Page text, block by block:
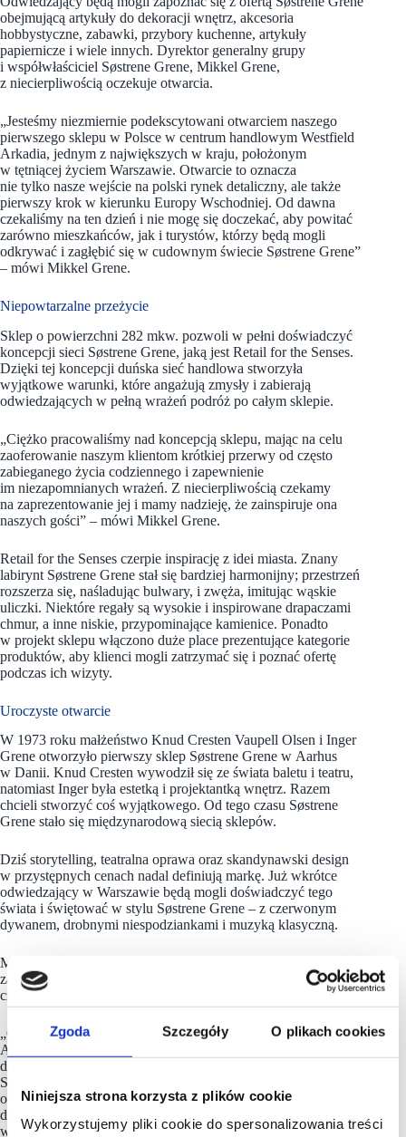
Zgoda Szczegóły O plikach cookies
Niniejsza strona korzysta z plików cookie
Wykorzystujemy pliki cookie do spersonalizowania treści
obejmującą artykuły do dekoracji wnętrz, akcesoria
hobbystyczne, zabawki, przybory kuchenne, artykuły
papiernicze i wiele innych. Dyrektor generalny grupy
i współwłaściciel Søstrene Grene, Mikkel Grene,
z niecierpliwością oczekuje otwarcia.
„Jesteśmy niezmiernie podekscytowani otwarciem naszego
pierwszego sklepu w Polsce w centrum handlowym Westfield
Arkadia, jednym z największych w kraju, położonym
w tętniącej życiem Warszawie. Otwarcie to oznacza
nie tylko nasze wejście na polski rynek detaliczny, ale także
pierwszy krok w kierunku Europy Wschodniej. Od dawna
czekaliśmy na ten dzień i nie mogę się doczekać, aby powitać
zarówno mieszkańców, jak i turystów, którzy będą mogli
odkrywać i zagłębić się w cudownym świecie Søstrene Grene”
– mówi Mikkel Grene.
Niepowtarzalne przeżycie
Sklep o powierzchni 282 mkw. pozwoli w pełni doświadczyć
koncepcji sieci Søstrene Grene, jaką jest Retail for the Senses.
Dzięki tej koncepcji duńska sieć handlowa stworzyła
wyjątkowe warunki, które angażują zmysły i zabierają
odwiedzających w pełną wrażeń podróż po całym sklepie.
„Ciężko pracowaliśmy nad koncepcją sklepu, mając na celu
zaoferowanie naszym klientom krótkiej przerwy od często
zabieganego życia codziennego i zapewnienie
im niezapomnianych wrażeń. Z niecierpliwością czekamy
na zaprezentowanie jej i mamy nadzieję, że zainspiruje ona
naszych gości” – mówi Mikkel Grene.
Retail for the Senses czerpie inspirację z idei miasta. Znany
labirynt Søstrene Grene stał się bardziej harmonijny; przestrzeń
rozszerza się, naśladując bulwary, i zwęża, imitując wąskie
uliczki. Niektóre regały są wysokie i inspirowane drapaczami
chmur, a inne niskie, przypominające kamienice. Ponadto
w projekt sklepu włączono duże place prezentujące kategorie
produktów, aby klienci mogli zatrzymać się i poznać ofertę
podczas ich wizyty.
Uroczyste otwarcie
W 1973 roku małżeństwo Knud Cresten Vaupell Olsen i Inger
Grene otworzyło pierwszy sklep Søstrene Grene w Aarhus
w Danii. Knud Cresten wywodził się ze świata baletu i teatru,
natomiast Inger była estetką i projektantką wnętrz. Razem
chcieli stworzyć coś wyjątkowego. Od tego czasu Søstrene
Grene stało się międzynarodową siecią sklepów.
Dziś storytelling, teatralna oprawa oraz skandynawski design
w przystępnych cenach nadal definiują markę. Już wkrótce
odwiedzający w Warszawie będą mogli doświadczyć tego
świata i świętować w stylu Søstrene Grene – z czerwonym
dywanem, drobnymi niespodziankami i muzyką klasyczną.
Mogens Link Schmidt, partner Søstrene Grene odpowiedzialny
za pierwszy i przyszłe sklepy w Polsce, z niecierpliwością
czeka na zaproszenie gości na uroczyste otwarcie.
„Cieszymy się, że otwieramy nasz nowy sklep w Westfield
Arkadia i zapraszamy mieszkańców Warszawy oraz okolic
do zapoznania się z koncepcją zakupów angażujących zmysły
Søstrene Grene. Dokładamy wszelkich starań, aby dzień
otwarcia był uroczysty i niezapomniany, i nie możemy się
doczekać, aby powitać wielu zadowolonych klientów
w naszym pierwszym sklepie w Polsce” – mówi Mogens Link